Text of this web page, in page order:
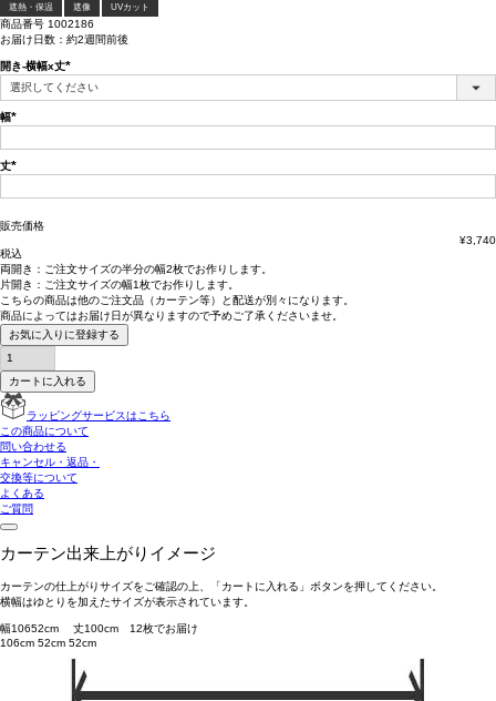
遮熱・保温 遮像 UVカット
商品番号 1002186
お届け日数：約2週間前後
開き-横幅x丈
(必
須)
幅
須)
丈
須)
販売価格
¥3,740
税込
両開き： ご注文サイズの半分の幅2枚でお作りします。
片開き： ご注文サイズの幅1枚でお作りします。
こちらの商品は他のご注文品（カーテン等）と配送が別々 になります。
商品によってはお届け日が異なりますので予めご了承くださいませ。
お気に入りに登録する
カートに入れる
ラッピングサービスはこちら
この商品について
問い合わせる
キャンセル・返品・
交換等について
よくある
ご質問
カーテン出来上がりイメージ
カーテンの仕上がりサイズをご確認の上、「カートに入れる」ボタンを押してください。
横幅はゆとりを加えたサイズが表示されています。
幅10652cm 丈100cm 12枚でお届け
106cm 52cm 52cm